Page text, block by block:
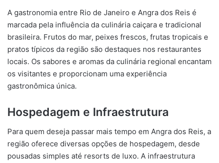
A gastronomia entre Rio de Janeiro e Angra dos Reis é
marcada pela influência da culinária caiçara e tradicional
brasileira. Frutos do mar, peixes frescos, frutas tropicais e
pratos típicos da região são destaques nos restaurantes
locais. Os sabores e aromas da culinária regional encantam
os visitantes e proporcionam uma experiência
gastronômica única.
Hospedagem e Infraestrutura
Para quem deseja passar mais tempo em Angra dos Reis, a
região oferece diversas opções de hospedagem, desde
pousadas simples até resorts de luxo. A infraestrutura